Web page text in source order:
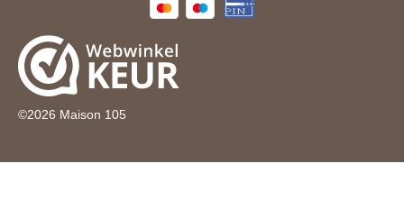
©2026 Maison 105